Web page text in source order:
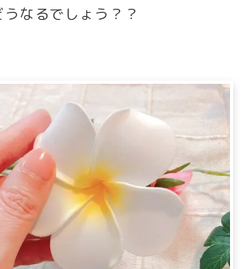
なるでしょう？？